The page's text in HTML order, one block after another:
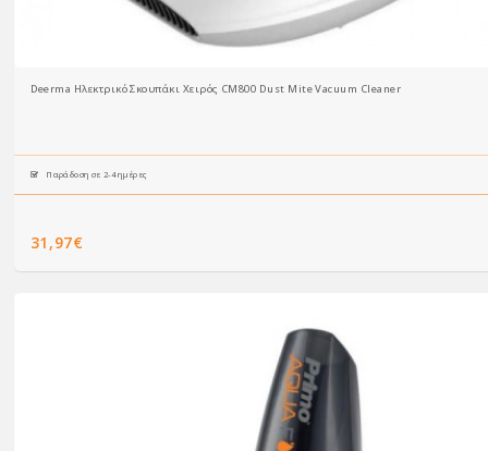
Deerma Ηλεκτρικό Σκουπάκι Χειρός CM800 Dust Mite Vacuum Cleaner
Παράδοση σε 2-4 ημέρες
31,97€